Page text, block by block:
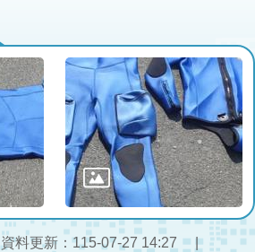
資料更新：115-07-27 14:27